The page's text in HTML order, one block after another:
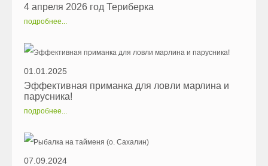
4 апреля 2026 год Териберка
подробнее...
01.01.2025
Эффективная приманка для ловли марлина и
парусника!
подробнее...
07.09.2024